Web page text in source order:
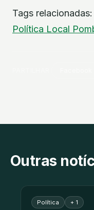
Tags relacionadas:
Política Local
Outras
Política + 1